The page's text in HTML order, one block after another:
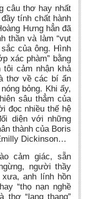
câu thơ hay nhất
tính chất hành
Hưng hẳn đã
thần và làm “vụt
của ông. Hình
xác phàm” bằng
cảm nhận khả
thơ về các bí ẩn
bỏng. Khi ấy,
sâu thẳm của
đọc nhiều thế hệ
diện với những
thành của Boris
Dickinson…
cảm giác, sẵn
người thầy
anh lính hồn
“thọ nạn nghề
thơ “lang thang”